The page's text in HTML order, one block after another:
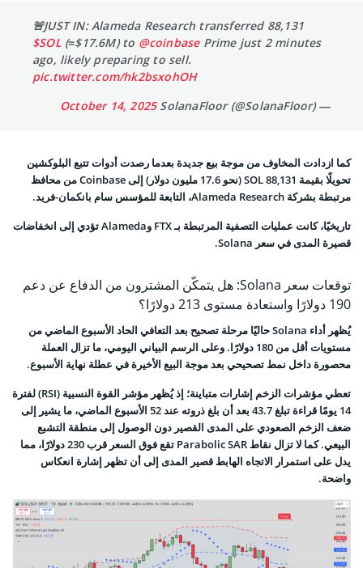
🚨JUST IN: Alameda Research transferred 88,131
$SOL(≈$17.6M) to @coinbasePrime just 2 minutes
ago, likely preparing to sell.
pic.twitter.com/hk2bsxohOH
— SolanaFloor (@SolanaFloor)
October 14, 2025
كما ازدادت المخاوف من موجة بيع جديدة بعدما رصدت أدوات تتبع البلوكشين
تحويلًا بقيمة 88,131 SOL (نحو 17.6 مليون دولار) إلى Coinbase من محافظ
مرتبطة بشركة Alameda Research، التابعة للمؤسس سام بانكمان-فريد.
تاريخيًا، كانت عمليات التصفية المرتبطة بـ FTX وAlameda تؤدي إلى انخفاضات
قصيرة المدى في سعر Solana.
توقعات سعر Solana: هل يتمكّن المشترون من الدفاع عن دعم
190 دولارًا واستعادة مستوى 213 دولارًا؟
يُظهر أداء Solana حاليًا مرحلة تصحيح بعد التعافي الحاد الأسبوع الماضي من
مستويات أقل من 180 دولارًا. وعلى الرسم البياني اليومي، ما تزال العملة
محصورة داخل نمط تصحيحي بعد موجة البيع الأخيرة في عطلة نهاية الأسبوع.
تعطي مؤشرات الزخم إشارات متباينة؛ إذ يُظهر مؤشر القوة النسبية (RSI) لفترة
14 يومًا قراءة تبلغ 43.7 بعد أن بلغ ذروته عند 52 الأسبوع الماضي، ما يشير إلى
ضعف الزخم الصعودي على المدى القصير دون الوصول إلى منطقة التشبع
البيعي. كما لا تزال نقاط Parabolic SAR تقع فوق السعر قرب 230 دولارًا، مما
يدل على استمرار الاتجاه الهابط قصير المدى إلى أن تظهر إشارة انعكاس
واضحة.